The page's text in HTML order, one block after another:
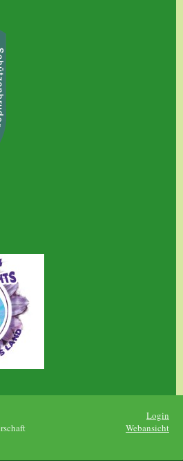
Login
Webansicht